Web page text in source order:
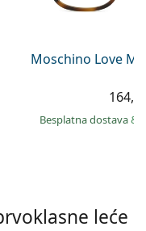
Moschino Love
Besplatna dostava&
leće